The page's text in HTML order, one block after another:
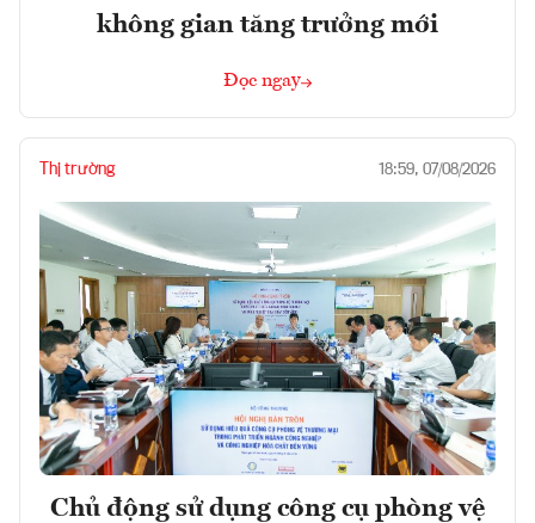
không gian tăng trưởng mới
Đọc ngay
Thị trường 18:59, 07/08/2026
Chủ động sử dụng công cụ phòng vệ